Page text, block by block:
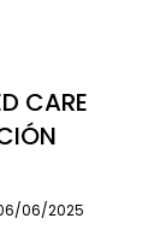
CARE
06/2025